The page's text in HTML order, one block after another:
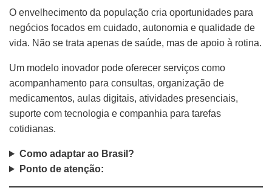
O envelhecimento da população cria oportunidades para
negócios focados em cuidado, autonomia e qualidade de
vida. Não se trata apenas de saúde, mas de apoio à rotina.
Um modelo inovador pode oferecer serviços como
acompanhamento para consultas, organização de
medicamentos, aulas digitais, atividades presenciais,
suporte com tecnologia e companhia para tarefas
cotidianas.
Como adaptar ao Brasil?
Ponto de atenção: